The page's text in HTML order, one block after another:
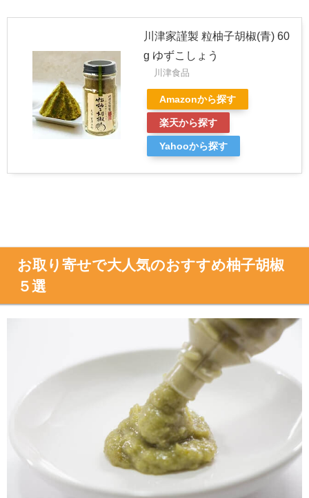
川津家謹製 粒柚子胡椒(青) 60
g ゆずこしょう
川津食品
Amazonから探す
楽天から探す
Yahooから探す
お取り寄せで大人気のおすすめ柚子胡椒
５選